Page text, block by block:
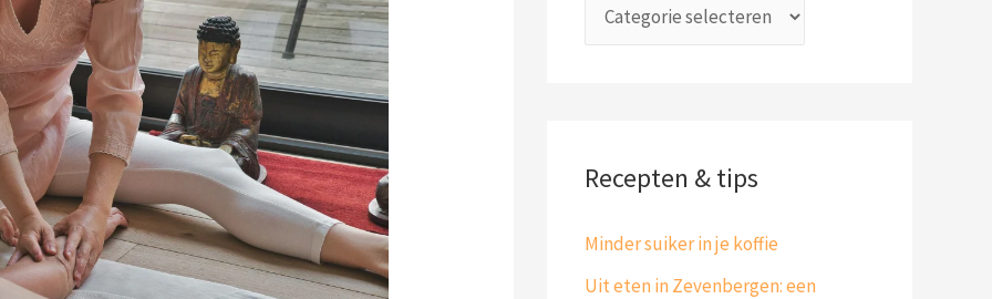
Recepten & tips
Minder suiker in je koffie
Uit eten in Zevenbergen: een